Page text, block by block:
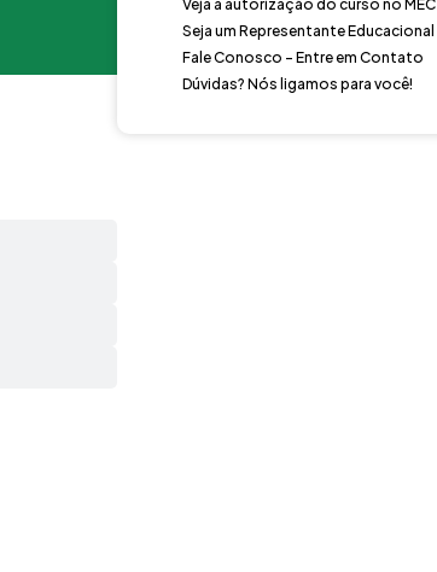
Veja a autorização do curso no MEC
Seja um Representante Educacional
Fale Conosco - Entre em Contato
Dúvidas? Nós ligamos para você!